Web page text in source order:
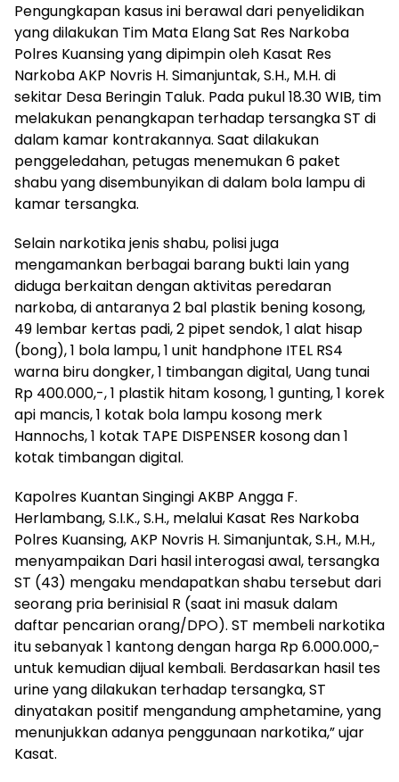
Pengungkapan kasus ini berawal dari penyelidikan
yang dilakukan Tim Mata Elang Sat Res Narkoba
Polres Kuansing yang dipimpin oleh Kasat Res
Narkoba AKP Novris H. Simanjuntak, S.H., M.H. di
sekitar Desa Beringin Taluk. Pada pukul 18.30 WIB, tim
melakukan penangkapan terhadap tersangka ST di
dalam kamar kontrakannya. Saat dilakukan
penggeledahan, petugas menemukan 6 paket
shabu yang disembunyikan di dalam bola lampu di
kamar tersangka.
Selain narkotika jenis shabu, polisi juga
mengamankan berbagai barang bukti lain yang
diduga berkaitan dengan aktivitas peredaran
narkoba, di antaranya 2 bal plastik bening kosong,
49 lembar kertas padi, 2 pipet sendok, 1 alat hisap
(bong), 1 bola lampu, 1 unit handphone ITEL RS4
warna biru dongker, 1 timbangan digital, Uang tunai
Rp 400.000,-, 1 plastik hitam kosong, 1 gunting, 1 korek
api mancis, 1 kotak bola lampu kosong merk
Hannochs, 1 kotak TAPE DISPENSER kosong dan 1
kotak timbangan digital.
Kapolres Kuantan Singingi AKBP Angga F.
Herlambang, S.I.K., S.H., melalui Kasat Res Narkoba
Polres Kuansing, AKP Novris H. Simanjuntak, S.H., M.H.,
menyampaikan Dari hasil interogasi awal, tersangka
ST (43) mengaku mendapatkan shabu tersebut dari
seorang pria berinisial R (saat ini masuk dalam
daftar pencarian orang/DPO). ST membeli narkotika
itu sebanyak 1 kantong dengan harga Rp 6.000.000,-
untuk kemudian dijual kembali. Berdasarkan hasil tes
urine yang dilakukan terhadap tersangka, ST
dinyatakan positif mengandung amphetamine, yang
menunjukkan adanya penggunaan narkotika,” ujar
Kasat.